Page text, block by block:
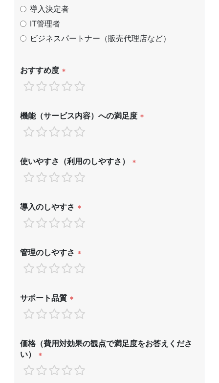
導入決定者
IT管理者
ビジネスパートナー（販売代理店など）
おすすめ度 *
機能（サービス内容）への満足度 *
使いやすさ（利用のしやすさ） *
導入のしやすさ *
管理のしやすさ *
サポート品質 *
価格（費用対効果の観点で満足度をお答えくださ
い）
*